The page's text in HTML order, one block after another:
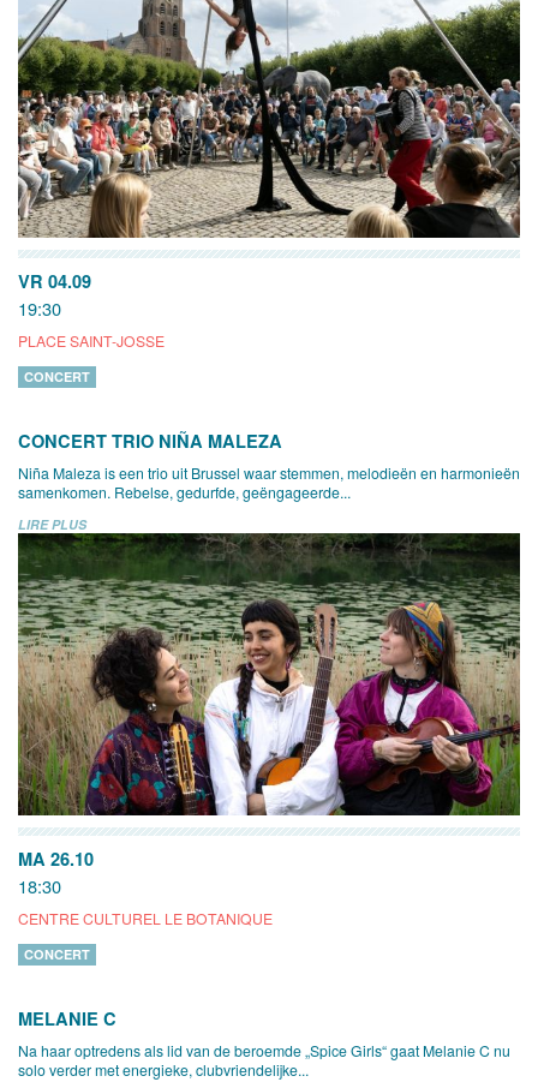
VR 04.09
19:30
PLACE SAINT-JOSSE
CONCERT
CONCERT TRIO NIÑA MALEZA
Niña Maleza is een trio uit Brussel waar stemmen, melodieën en harmonieën
samenkomen. Rebelse, gedurfde, geëngageerde...
LIRE PLUS
MA 26.10
18:30
CENTRE CULTUREL LE BOTANIQUE
CONCERT
MELANIE C
Na haar optredens als lid van de beroemde „Spice Girls“ gaat Melanie C nu
solo verder met energieke, clubvriendelijke...